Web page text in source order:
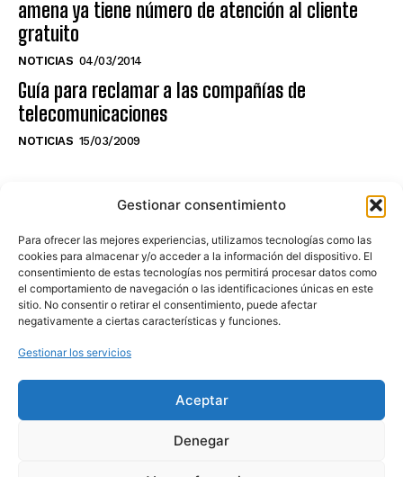
Gestionar consentimiento
Para ofrecer las mejores experiencias, utilizamos tecnologías como las
cookies para almacenar y/o acceder a la información del dispositivo. El
consentimiento de estas tecnologías nos permitirá procesar datos como
el comportamiento de navegación o las identificaciones únicas en este
sitio. No consentir o retirar el consentimiento, puede afectar
negativamente a ciertas características y funciones.
Gestionar los servicios
Aceptar
Denegar
amena ya tiene número de atención al cliente
gratuito
NOTICIAS 04/03/2014
Guía para reclamar a las compañías de
telecomunicaciones
NOTICIAS 15/03/2009
NO TE PIERDAS LO ÚLTIMO DEL CANAL
Haz clic en «Estoy de acuerdo» para
activar Youtube
POLÍTICA DE COOKIES